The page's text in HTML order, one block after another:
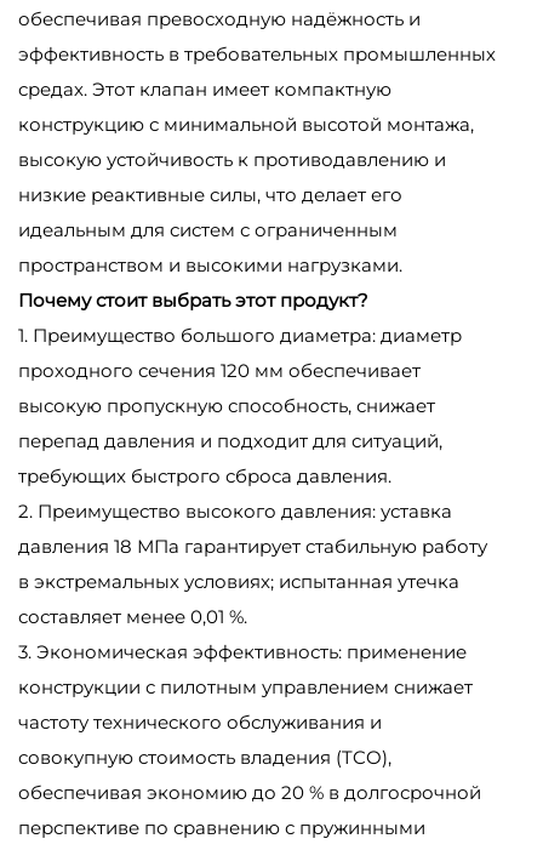
обеспечивая превосходную надёжность и
эффективность в требовательных промышленных
средах. Этот клапан имеет компактную
конструкцию с минимальной высотой монтажа,
высокую устойчивость к противодавлению и
низкие реактивные силы, что делает его
идеальным для систем с ограниченным
пространством и высокими нагрузками.
Почему стоит выбрать этот продукт?
1. Преимущество большого диаметра: диаметр
проходного сечения 120 мм обеспечивает
высокую пропускную способность, снижает
перепад давления и подходит для ситуаций,
требующих быстрого сброса давления.
2. Преимущество высокого давления: уставка
давления 18 МПа гарантирует стабильную работу
в экстремальных условиях; испытанная утечка
составляет менее 0,01 %.
3. Экономическая эффективность: применение
конструкции с пилотным управлением снижает
частоту технического обслуживания и
совокупную стоимость владения (TCO),
обеспечивая экономию до 20 % в долгосрочной
перспективе по сравнению с пружинными